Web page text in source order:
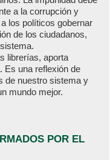
a la corrupción y
los políticos gobernar
de los ciudadanos,
librerías, aporta
Es una reflexión de
de nuestro sistema y
mundo mejor.
POR EL